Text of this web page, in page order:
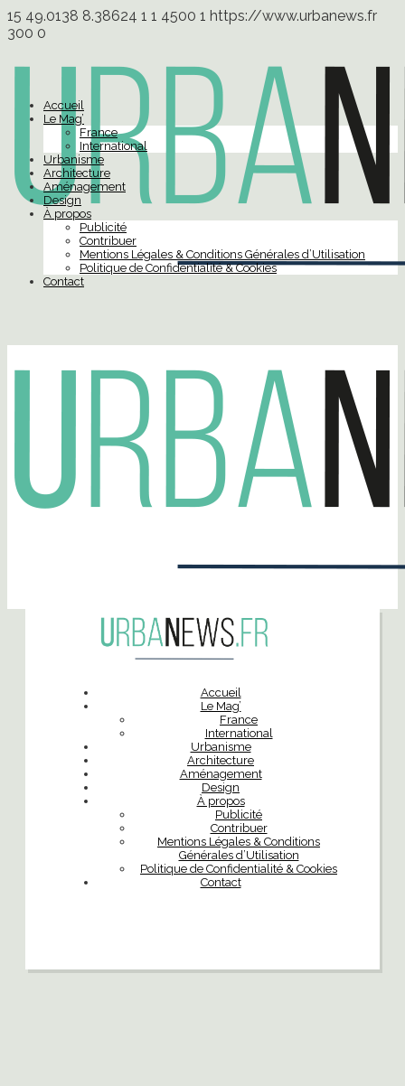
15 49.0138 8.38624 1 1 4500 1 https://www.urbanews.fr
300 0
Accueil
Le Mag’
France
International
Urbanisme
Architecture
Aménagement
Design
À propos
Publicité
Contribuer
Mentions Légales & Conditions Générales d’Utilisation
Politique de Confidentialité & Cookies
Contact
Accueil
Le Mag’
France
International
Urbanisme
Architecture
Aménagement
Design
À propos
Publicité
Contribuer
Mentions Légales & Conditions
Générales d’Utilisation
Politique de Confidentialité & Cookies
Contact